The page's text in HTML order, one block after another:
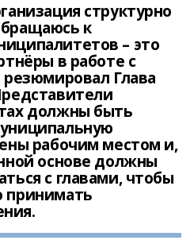
структурно
к
– это
в работе с
Глава
должны быть
рабочим местом и,
основе должны
с главами, чтобы
принимать